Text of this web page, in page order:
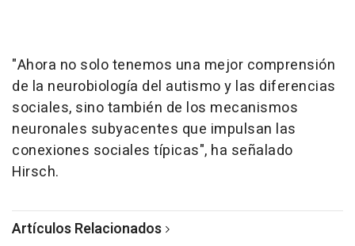
"Ahora no solo tenemos una mejor comprensión
de la neurobiología del autismo y las diferencias
sociales, sino también de los mecanismos
neuronales subyacentes que impulsan las
conexiones sociales típicas", ha señalado
Hirsch.
Artículos Relacionados